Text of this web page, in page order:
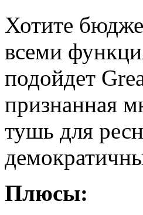
Хотите
всеми
подойдет
признанная
тушь для
Плюсы: